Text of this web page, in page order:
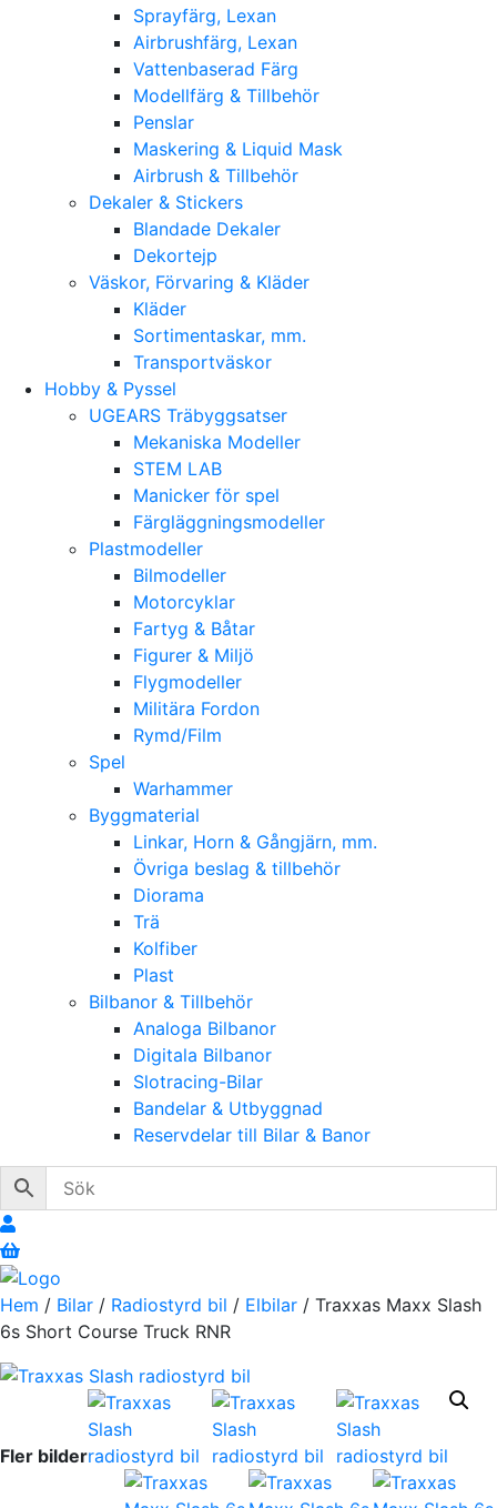
Sprayfärg, Lexan
Airbrushfärg, Lexan
Vattenbaserad Färg
Modellfärg & Tillbehör
Penslar
Maskering & Liquid Mask
Airbrush & Tillbehör
Dekaler & Stickers
Blandade Dekaler
Dekortejp
Väskor, Förvaring & Kläder
Kläder
Sortimentaskar, mm.
Transportväskor
Hobby & Pyssel
UGEARS Träbyggsatser
Mekaniska Modeller
STEM LAB
Manicker för spel
Färgläggningsmodeller
Plastmodeller
Bilmodeller
Motorcyklar
Fartyg & Båtar
Figurer & Miljö
Flygmodeller
Militära Fordon
Rymd/Film
Spel
Warhammer
Byggmaterial
Linkar, Horn & Gångjärn, mm.
Övriga beslag & tillbehör
Diorama
Trä
Kolfiber
Plast
Bilbanor & Tillbehör
Analoga Bilbanor
Digitala Bilbanor
Slotracing-Bilar
Bandelar & Utbyggnad
Reservdelar till Bilar & Banor
Hem / Bilar / Radiostyrd bil / Elbilar / Traxxas Maxx Slash
6s Short Course Truck RNR
Fler bilder